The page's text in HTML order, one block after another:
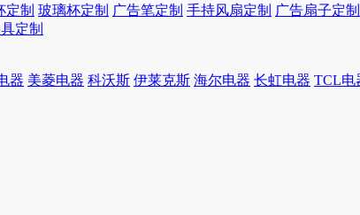
定制 玻璃杯定制 广告笔定制 手持风扇定制 广告扇子定制
定制
器 美菱电器 科沃斯 伊莱克斯 海尔电器 长虹电器 TCL电